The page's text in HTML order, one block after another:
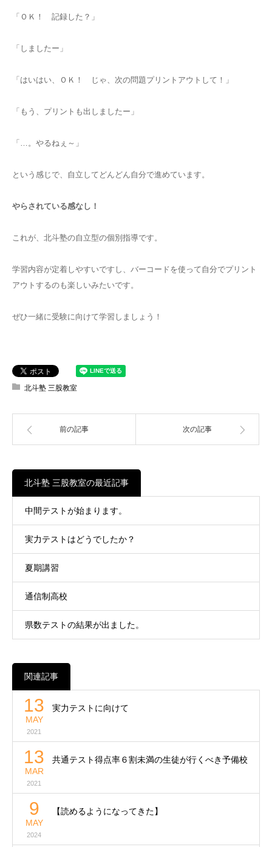
「ＯＫ！ 記録した？」
「しましたー」
「はいはい、ＯＫ！ じゃ、次の問題プリントアウトして！」
「もう、プリントも出しましたー」
「…。やるねぇ～」
という感じで、自立してどんどん自分で進めています。
やらされている感なし！
これが、北斗塾の自立型の個別指導です。
学習内容が定着しやすいですし、バーコードを使って自分でプリント
アウトするのも楽しいみたいです。
ぜひ一緒に受験に向けて学習しましょう！
北斗塾 三股教室
前の記事 次の記事
北斗塾 三股教室の最近記事
中間テストが始まります。
実力テストはどうでしたか？
夏期講習
通信制高校
県数テストの結果が出ました。
関連記事
13
MAY
2021
実力テストに向けて
13
MAR
2021
共通テスト得点率６割未満の生徒が行くべき予備校
9
MAY
2024
【読めるようになってきた】